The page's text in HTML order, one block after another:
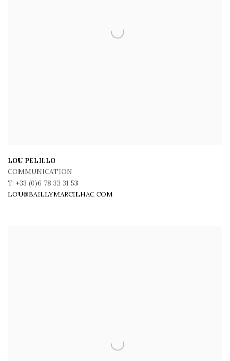
LOU PELILLO
COMMUNICATION
T. +33 (0)6 78 33 31 53
LOU@BAILLYMARCILHAC.COM